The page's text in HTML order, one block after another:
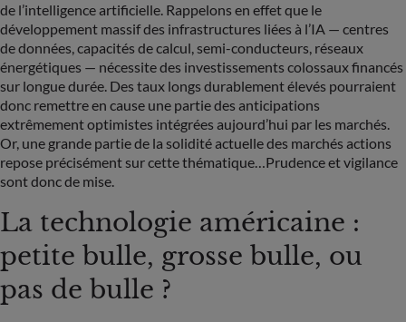
de l’intelligence artificielle. Rappelons en effet que le
développement massif des infrastructures liées à l’IA — centres
de données, capacités de calcul, semi-conducteurs, réseaux
énergétiques — nécessite des investissements colossaux financés
sur longue durée. Des taux longs durablement élevés pourraient
donc remettre en cause une partie des anticipations
extrêmement optimistes intégrées aujourd’hui par les marchés.
Or, une grande partie de la solidité actuelle des marchés actions
repose précisément sur cette thématique…Prudence et vigilance
sont donc de mise.
La technologie américaine :
petite bulle, grosse bulle, ou
pas de bulle ?